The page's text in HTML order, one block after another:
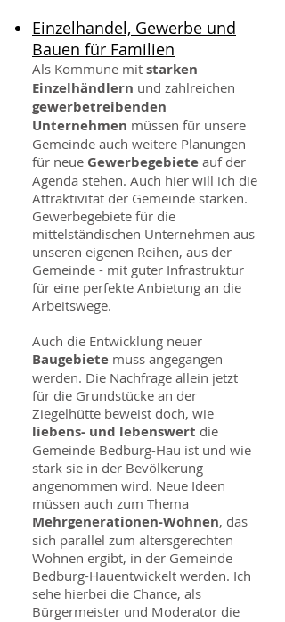
Einzelhandel, Gewerbe und
Bauen für Familien
Als Kommune mit starken
Einzelhändlern und zahlreichen
gewerbetreibenden
Unternehmen müssen für unsere
Gemeinde auch weitere Planungen
für neue Gewerbegebiete auf der
Agenda stehen. Auch hier will ich die
Attraktivität der Gemeinde stärken.
Gewerbegebiete für die
mittelständischen Unternehmen aus
unseren eigenen Reihen, aus der
Gemeinde - mit guter Infrastruktur
für eine perfekte Anbietung an die
Arbeitswege.
Auch die Entwicklung neuer
Baugebiete muss angegangen
werden. Die Nachfrage allein jetzt
für die Grundstücke an der
Ziegelhütte beweist doch, wie
liebens- und lebenswert die
Gemeinde Bedburg-Hau ist und wie
stark sie in der Bevölkerung
angenommen wird. Neue Ideen
müssen auch zum Thema
Mehrgenerationen-Wohnen, das
sich parallel zum altersgerechten
Wohnen ergibt, in der Gemeinde
Bedburg-Hauentwickelt werden. Ich
sehe hierbei die Chance, als
Bürgermeister und Moderator die